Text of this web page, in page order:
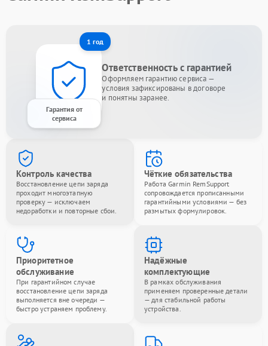
1 год
Гарантия от
сервиса
Ответственность с гарантией
Оформляем гарантию сервиса —
условия зафиксированы в договоре
и понятны заранее.
Контроль качества
Восстановление цепи заряда
проходит многоэтапную
проверку — исключаем
недоработки и повторные сбои.
Чёткие обязательства
Работа Garmin RemSupport
сопровождается прописанными
гарантийными условиями — без
размытых формулировок.
Приоритетное
обслуживание
При гарантийном случае
восстановление цепи заряда
выполняется вне очереди —
быстро устраняем проблему.
Надёжные
комплектующие
В рамках обслуживания
применяем проверенные детали
— для стабильной работы
устройства.